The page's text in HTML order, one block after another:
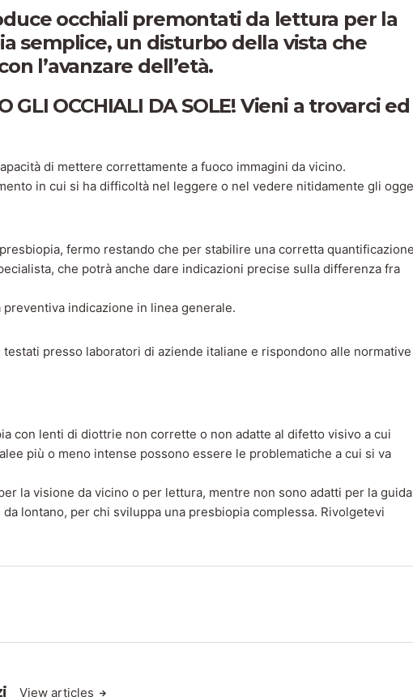
occhiali premontati da lettura per la
semplice, un disturbo della vista che
l’avanzare dell’età.
GLI OCCHIALI DA SOLE! Vieni a trovarci
di mettere correttamente a fuoco immagini da vicino.
in cui si ha difficoltà nel leggere o nel vedere nitidamente gli
fermo restando che per stabilire una corretta
che potrà anche dare indicazioni precise sulla differenza fra
indicazione in linea generale.
presso laboratori di aziende italiane e rispondono alle normative
con lenti di diottrie non corrette o non adatte al difetto visivo a cui
più o meno intense possono essere le problematiche a cui si va
la visione da vicino o per lettura, mentre non sono adatti per la
lontano, per chi sviluppa una presbiopia complessa. Rivolgetevi
View articles